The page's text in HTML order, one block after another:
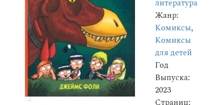
литература
Жанр:
Комиксы,
Комиксы
для детей
Год
Выпуска:
2023